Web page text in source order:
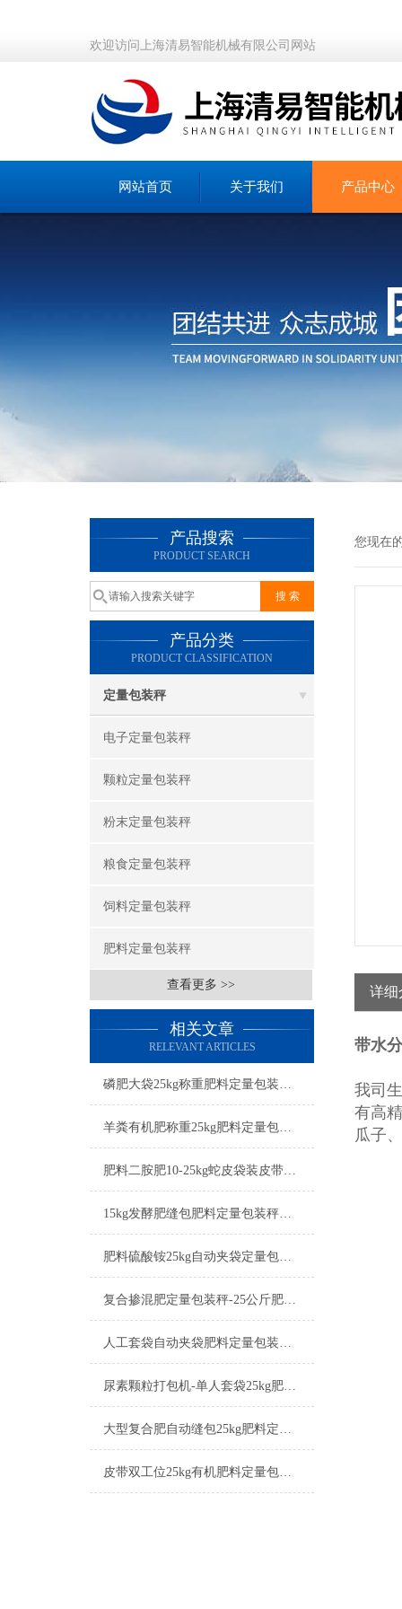
欢迎访问上海清易智能机械有限公司网站
网站首页 关于我们 产品中心
产品搜索
PRODUCT SEARCH
产品分类
PRODUCT CLASSIFICATION
定量包装秤
电子定量包装秤
颗粒定量包装秤
粉末定量包装秤
粮食定量包装秤
饲料定量包装秤
肥料定量包装秤
查看更多 >>
相关文章
RELEVANT ARTICLES
磷肥大袋25kg称重肥料定量包装秤打包机简介
羊粪有机肥称重25kg肥料定量包装秤工厂生产
肥料二胺肥10-25kg蛇皮袋装皮带输送定量包装秤厂家
15kg发酵肥缝包肥料定量包装秤简介
肥料硫酸铵25kg自动夹袋定量包装秤厂家
复合掺混肥定量包装秤-25公斤肥料包装机厂家
人工套袋自动夹袋肥料定量包装秤厂家
尿素颗粒打包机-单人套袋25kg肥料定量包装秤厂家
大型复合肥自动缝包25kg肥料定量包装秤工作原理
皮带双工位25kg有机肥料定量包装秤厂家
您现在
详细
带水
我司
有高
瓜子